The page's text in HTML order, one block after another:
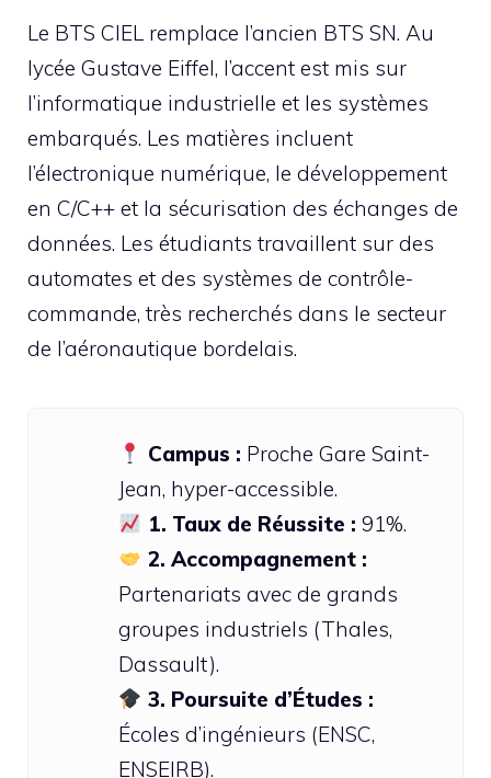
Le BTS CIEL remplace l’ancien BTS SN. Au
lycée Gustave Eiffel, l’accent est mis sur
l’informatique industrielle et les systèmes
embarqués. Les matières incluent
l’électronique numérique, le développement
en C/C++ et la sécurisation des échanges de
données. Les étudiants travaillent sur des
automates et des systèmes de contrôle-
commande, très recherchés dans le secteur
de l’aéronautique bordelais.
Campus : Proche Gare Saint-
Jean, hyper-accessible.
1. Taux de Réussite : 91%.
2. Accompagnement :
Partenariats avec de grands
groupes industriels (Thales,
Dassault).
3. Poursuite d’Études :
Écoles d’ingénieurs (ENSC,
ENSEIRB).